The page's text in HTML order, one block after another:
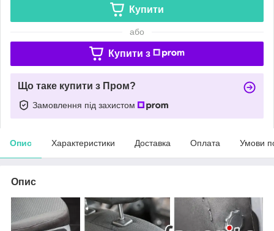
Купити
або
Купити з
Що таке купити з Пром?
Замовлення під захистом
Опис Характеристики Доставка Оплата Умови
Опис